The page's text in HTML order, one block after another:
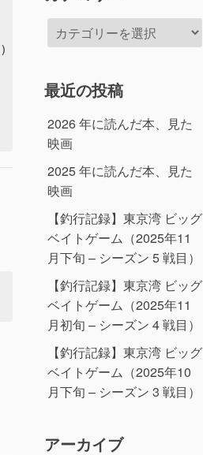
テ
ー
最近の投稿
2026 年に読んだ本、見た
映画
2025 年に読んだ本、見た
映画
【釣行記録】東京湾 ビッグ
ベイトゲーム（2025年11
月下旬 – シーズン 5 戦目）
【釣行記録】東京湾 ビッグ
ベイトゲーム（2025年11
月初旬 – シーズン 4 戦目）
【釣行記録】東京湾 ビッグ
ベイトゲーム（2025年10
月下旬 – シーズン 3 戦目）
アーカイブ